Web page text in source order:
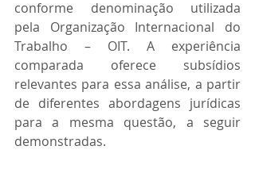
conforme denominação utilizada
pela Organização Internacional do
Trabalho – OIT. A experiência
comparada oferece subsídios
relevantes para essa análise, a partir
de diferentes abordagens jurídicas
para a mesma questão, a seguir
demonstradas.